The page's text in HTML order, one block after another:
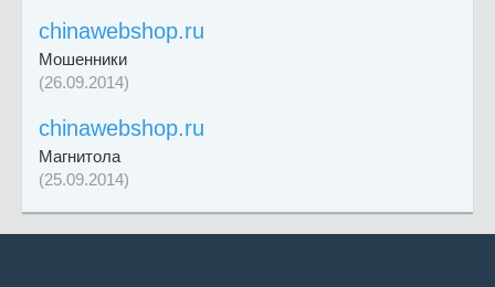
chinawebshop.ru
Мошенники
(26.09.2014)
chinawebshop.ru
Магнитола
(25.09.2014)